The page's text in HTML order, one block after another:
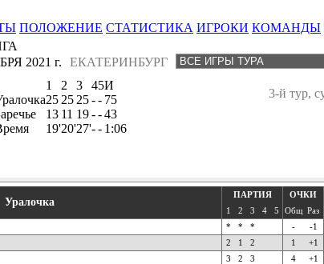
ПОЛОЖЕНИЕ СТАТИСТИКА ИГРОКИ КОМАНДЫ
ЕКАТЕРИНБУРГ
2021 г.
3-й тур,
1 2 3 45И
25 25 25-- 75
13 11 19--43
19'20'27'-- 1:06
Уралочка
ПАРТИЯ ОЧКИ
1
2 3 4 5 Общ Раз
* * * - -1
2 1 2 1 +1
3 2 3 4 +1